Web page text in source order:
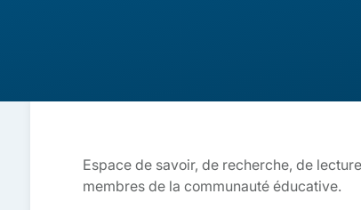
Espace de savoir, de recherche, de
membres de la communauté éducative.